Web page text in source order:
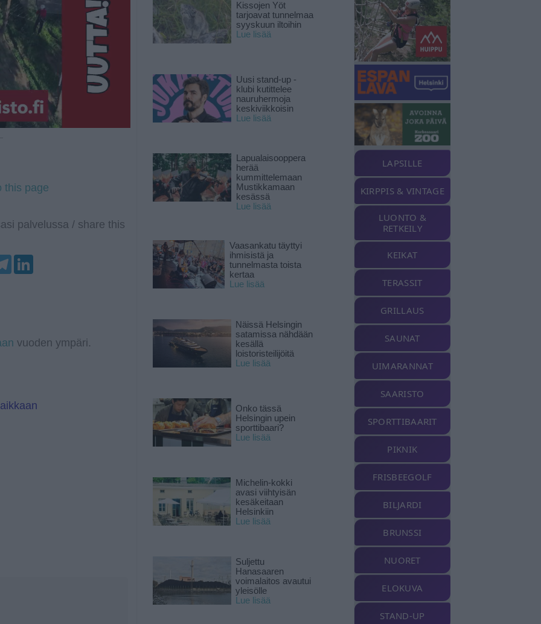
this page
palvelussa / share this
T
vuoden ympäri.
Kissojen Yöt
tarjoavat tunnelmaa
syyskuun iltoihin
Lue lisää
Uusi stand-up -
klubi kutittelee
nauruhermoja
keskiviikkoisin
Lue lisää
Lapualaisooppera
herää
kummittelemaan
Mustikkamaan
kesässä
Lue lisää
Vaasankatu täyttyi
ihmisistä ja
tunnelmasta toista
kertaa
Lue lisää
Näissä Helsingin
satamissa nähdään
kesällä
loistoristeilijöitä
Lue lisää
Onko tässä
Helsingin upein
sporttibaari?
Lue lisää
Michelin-kokki
avasi viihtyisän
kesäkeitaan
Helsinkiin
Lue lisää
Suljettu
Hanasaaren
voimalaitos avautui
yleisölle
Lue lisää
LAPSILLE
KIRPPIS & VINTAGE
LUONTO &
RETKEILY
KEIKAT
TERASSIT
GRILLAUS
SAUNAT
UIMARANNAT
SAARISTO
SPORTTIBAARIT
PIKNIK
FRISBEEGOLF
BILJARDI
BRUNSSI
NUORET
ELOKUVA
STAND-UP